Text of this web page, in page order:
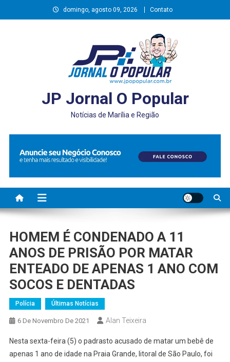
to
domingo, agosto 09, 2026 Contato
JP Jornal O Popular
Notícias de Marília e Região
HOMEM É CONDENADO A 11
ANOS DE PRISÃO POR MATAR
ENTEADO DE APENAS 1 ANO COM
SOCOS E DENTADAS
Polícia Últimas Notícias
6 De Novembro De 2021 Alan Teixeira
Nesta sexta-feira (5) o padrasto acusado de matar um bebê de
apenas 1 ano de idade na Praia Grande, litoral de São Paulo, foi